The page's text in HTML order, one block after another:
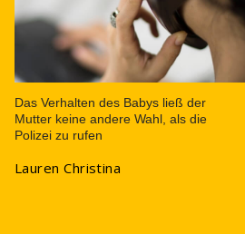
Das Verhalten des Babys ließ der
Mutter keine andere Wahl, als die
Polizei zu rufen
Lauren Christina